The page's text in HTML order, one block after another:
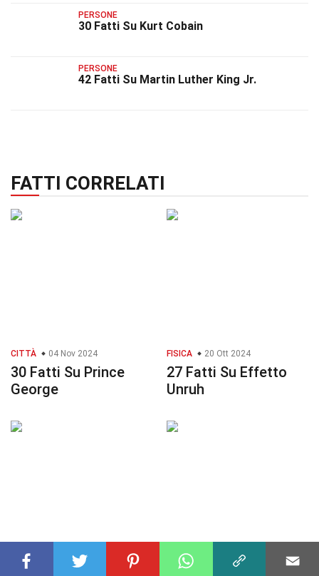
PERSONE
30 Fatti Su Kurt Cobain
PERSONE
42 Fatti Su Martin Luther King Jr.
FATTI CORRELATI
CITTÀ 04 Nov 2024
30 Fatti Su Prince
George
FISICA 20 Ott 2024
27 Fatti Su Effetto
Unruh
05 Dic 2024 SPORT 25 Set 2024